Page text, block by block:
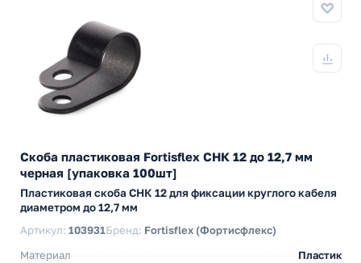
Скоба пластиковая Fortisflex СНК 12 до 12,7 мм
черная [упаковка 100шт]
Пластиковая скоба СНК 12 для фиксации круглого кабеля
диаметром до 12,7 мм
Артикул: 103931Бренд: Fortisflex (Фортисфлекс)
Материал
Пластик